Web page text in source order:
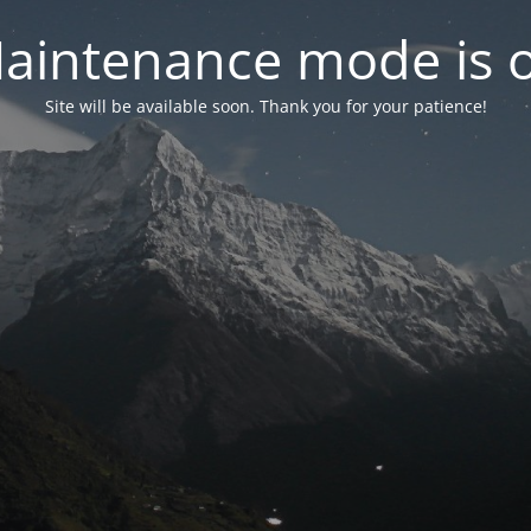
mode is
Site will be available soon. Thank you for your patience!